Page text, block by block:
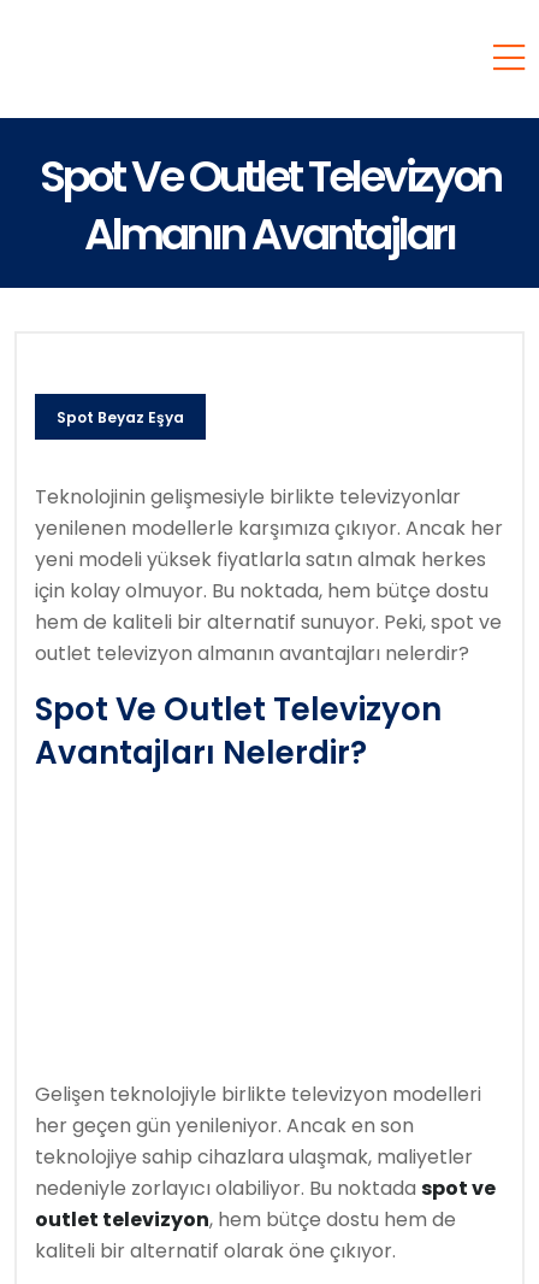
Spot Ve Outlet Televizyon
Almanın Avantajları
Spot Beyaz Eşya
Teknolojinin gelişmesiyle birlikte televizyonlar
yenilenen modellerle karşımıza çıkıyor. Ancak her
yeni modeli yüksek fiyatlarla satın almak herkes
için kolay olmuyor. Bu noktada, hem bütçe dostu
hem de kaliteli bir alternatif sunuyor. Peki, spot ve
outlet televizyon almanın avantajları nelerdir?
Spot Ve Outlet Televizyon
Avantajları Nelerdir?
Gelişen teknolojiyle birlikte televizyon modelleri
her geçen gün yenileniyor. Ancak en son
teknolojiye sahip cihazlara ulaşmak, maliyetler
nedeniyle zorlayıcı olabiliyor. Bu noktada spot ve
outlet televizyon, hem bütçe dostu hem de
kaliteli bir alternatif olarak öne çıkıyor.